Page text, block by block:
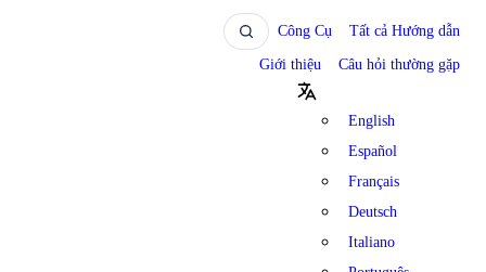
Công Cụ Tất cả Hướng dẫn
Giới thiệu Câu hỏi thường gặp
English
Español
Français
Deutsch
Italiano